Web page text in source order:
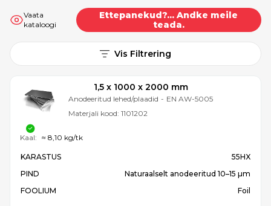
Vaata
kataloogi
Ettepanekud?... Andke meile
teada.
Vis Filtrering
1,5 x 1000 x 2000 mm
Anodeeritud lehed/plaadid - EN AW-5005
Materjali kood: 1101202
KARASTUS
55HX
PIND
Naturaalselt anodeeritud 10–15 µm
FOOLIUM
Foil
Kaal: ≈ 8,10 kg/tk